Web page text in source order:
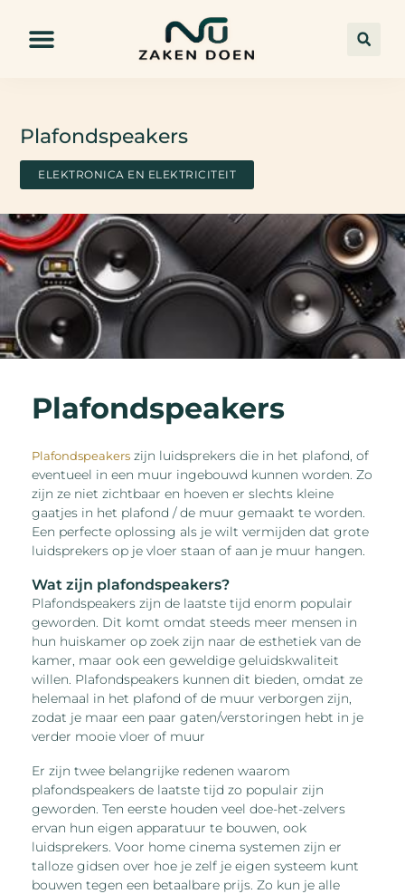
Plafondspeakers
ELEKTRONICA EN ELEKTRICITEIT
Plafondspeakers
Plafondspeakers zijn luidsprekers die in het plafond, of
eventueel in een muur ingebouwd kunnen worden. Zo
zijn ze niet zichtbaar en hoeven er slechts kleine
gaatjes in het plafond / de muur gemaakt te worden.
Een perfecte oplossing als je wilt vermijden dat grote
luidsprekers op je vloer staan of aan je muur hangen.
Wat zijn plafondspeakers?
Plafondspeakers zijn de laatste tijd enorm populair
geworden. Dit komt omdat steeds meer mensen in
hun huiskamer op zoek zijn naar de esthetiek van de
kamer, maar ook een geweldige geluidskwaliteit
willen. Plafondspeakers kunnen dit bieden, omdat ze
helemaal in het plafond of de muur verborgen zijn,
zodat je maar een paar gaten/verstoringen hebt in je
verder mooie vloer of muur
Er zijn twee belangrijke redenen waarom
plafondspeakers de laatste tijd zo populair zijn
geworden. Ten eerste houden veel doe-het-zelvers
ervan hun eigen apparatuur te bouwen, ook
luidsprekers. Voor home cinema systemen zijn er
talloze gidsen over hoe je zelf je eigen systeem kunt
bouwen tegen een betaalbare prijs. Zo kun je alle